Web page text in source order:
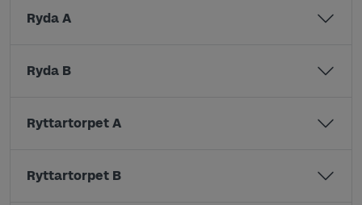
Ryda A
Ryda B
Ryttartorpet A
Ryttartorpet B